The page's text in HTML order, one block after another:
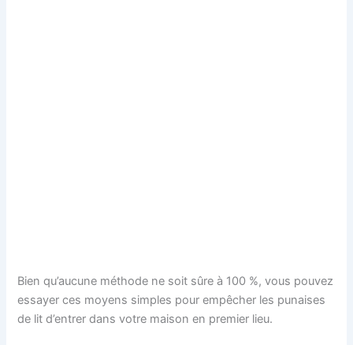
Bien qu’aucune méthode ne soit sûre à 100 %, vous pouvez
essayer ces moyens simples pour empêcher les punaises
de lit d’entrer dans votre maison en premier lieu.